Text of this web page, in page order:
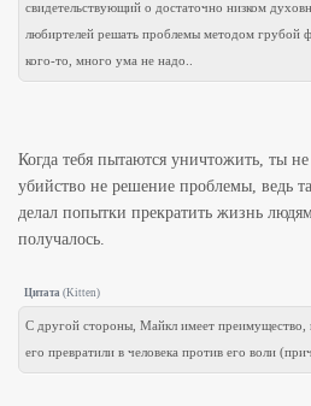
свидетельствующий о достаточно низком
любиртелей решать проблемы методом грубой
кого-то, много ума не надо..
Когда тебя пытаются уничтожить, ты
убийство не решение проблемы, ведь
делал попытки прекратить жизнь
получалось.
Цитата (Kitten)
С другой стороны, Майкл имеет преимущество,
его превратили в человека против его воли